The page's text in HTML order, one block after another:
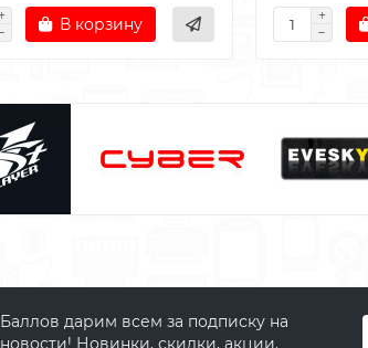
В корзину
Баллов дарим всем за подписку на
новости! Новинки, скидки, акции.